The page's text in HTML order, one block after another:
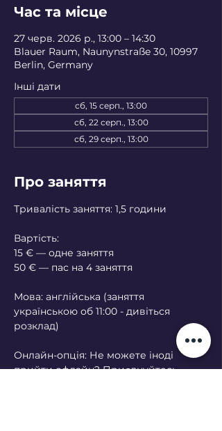
Час та місце
27 черв. 2026 р., 13:00 – 14:30
Blauer Raum, Naunynstraße 30, 10997
Berlin, Germany
Інші дати
сб, 15 серп., 13:00
сб, 22 серп., 13:00
сб, 29 серп., 13:00
Про заняття
Тривалість заняття: 1,5 години
Вартість:
15 € — одне заняття
50 € — пас на 4 заняття
Мова: англійська (заняття
українською об 11:00 - дивіться
розклад)
Онлайн-опція: Не можете іноді
прийти офлайн? Приєднуйтесь